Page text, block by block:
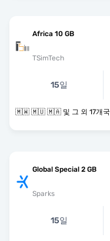
Africa 10 GB
TSimTech
15일
🇲🇼 🇲🇺 🇲🇦 및 그 외 17개국
Global Special 2 GB
Sparks
15일